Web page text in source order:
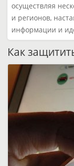
осуществляя
и регионов,
информации и
Как